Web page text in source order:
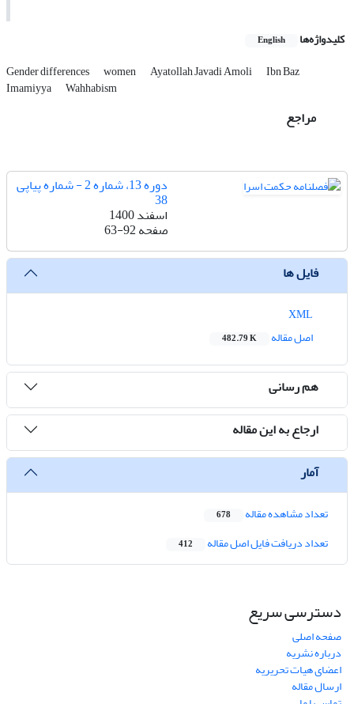
کلیدواژه‌ها English
Gender differences women Ayatollah Javadi Amoli Ibn Baz
Imamiyya Wahhabism
مراجع
دوره 13، شماره 2 - شماره پیاپی
38
اسفند 1400
صفحه63-92
فایل ها
اصل مقاله
482.79 K
هم رسانی
ارجاع به این مقاله
آمار
تعداد مشاهده مقاله 678
تعداد دریافت فایل اصل مقاله 412
دسترسی سریع
صفحه اصلی
درباره نشریه
اعضای هیات تحریریه
ارسال مقاله